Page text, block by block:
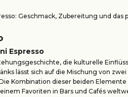
Geschmack, Zubereitung und das
Espresso
die kulturelle
lässt sich auf die Mischung von
Kombination dieser beiden
Favoriten in Bars und Cafés